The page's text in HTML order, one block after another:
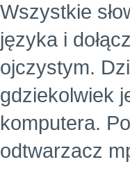
Wszystkie
języka i
ojczystym.
gdziekolwiek
komputera.
odtwarzacz